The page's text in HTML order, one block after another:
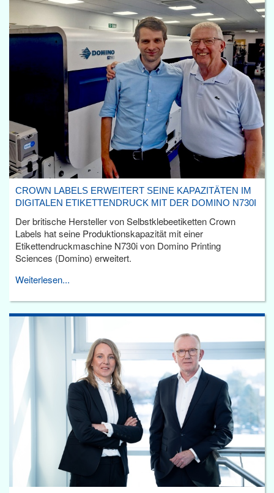
CROWN LABELS ERWEITERT SEINE KAPAZITÄTEN IM
DIGITALEN ETIKETTENDRUCK MIT DER DOMINO N730I
Der britische Hersteller von Selbstklebeetiketten Crown
Labels hat seine Produktionskapazität mit einer
Etikettendruckmaschine N730i von Domino Printing
Sciences (Domino) erweitert.
Weiterlesen...